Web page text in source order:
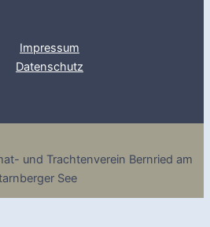
Impressum
Datenschutz
und Trachtenverein Bernried am
See